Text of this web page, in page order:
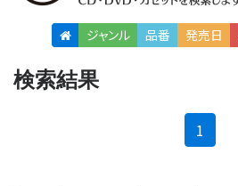
ジャンル 品番 発売日
検索結果
1